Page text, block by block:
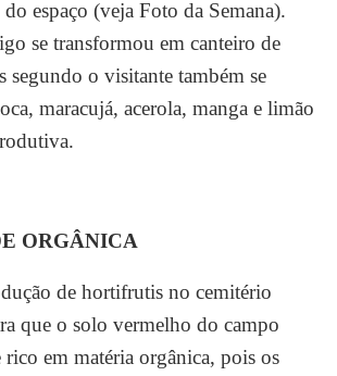
espaço (veja Foto da Semana).
se transformou em canteiro de
segundo o visitante também se
maracujá, acerola, manga e limão
ORGÂNICA
de hortifrutis no cemitério
que o solo vermelho do campo
rico em matéria orgânica, pois os